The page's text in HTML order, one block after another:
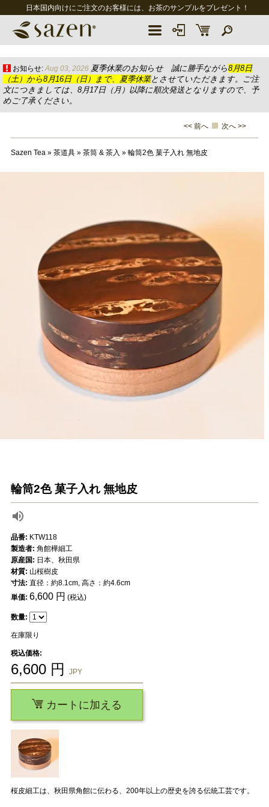
日本国内向けにご注文のお客様には、お茶のサンプルをプレゼント！
お知らせ: Aug 03, 2026 夏季休業のお知らせ 誠に勝手ながら8月8日
（土）から8月16日（日）まで、夏季休業とさせていただきます。ご注
文につきましては、8月17日（月）以降に順次発送となりますので、予
めご了承ください。
<< 前へ 次へ >>
Sazen Tea» 茶道具» 茶筒 & 茶入 » 輪筒2色 菓子入れ 無地皮
輪筒2色 菓子入れ 無地皮
桜皮細工は、秋田県角館に伝わる、200年以上の歴史を誇る伝統工芸です。
品番: KTW118
製造者: 角館樺細工
原産国: 日本、秋田県
材質: 山桜樹皮
寸法: 直径：約8.1cm, 高さ：約4.6cm
単価: 6,600円 (税込)
数量:
在庫限り
税込価格:
6,600円 JPY
カートに加える